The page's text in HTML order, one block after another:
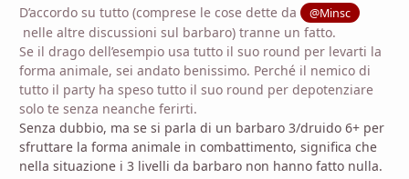
D’accordo su tutto (comprese le cose dette da @Minsc
nelle altre discussioni sul barbaro) tranne un fatto.
Se il drago dell’esempio usa tutto il suo round per levarti la
forma animale, sei andato benissimo. Perché il nemico di
tutto il party ha speso tutto il suo round per depotenziare
solo te senza neanche ferirti.
Senza dubbio, ma se si parla di un barbaro 3/druido 6+ per
sfruttare la forma animale in combattimento, significa che
nella situazione i 3 livelli da barbaro non hanno fatto nulla.